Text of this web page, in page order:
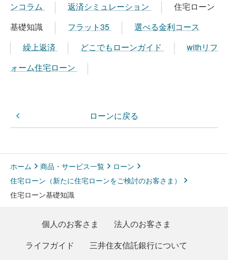
ンコラム
返済シミュレーション
住宅ローン
基礎知識
フラット35
選べる金利コース
繰上返済
どこでもローンガイド
withリフ
ォーム住宅ローン
ローンに戻る
ホーム 商品・サービス一覧
ローン
住宅ローン（新たに住宅ローンをご検討のお客さま）
住宅ローン基礎知識
個人のお客さま
法人のお客さま
ライフガイド
三井住友信託銀行について